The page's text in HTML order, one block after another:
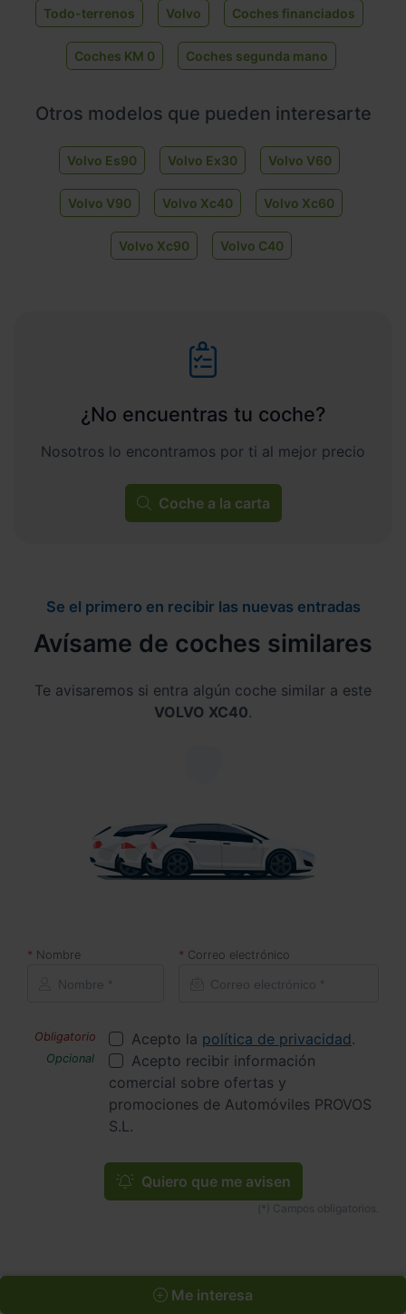
Todo-terrenos Volvo Coches financiados
Coches KM 0 Coches segunda mano
Otros modelos que pueden interesarte
Volvo Es90 Volvo Ex30 Volvo V60
Volvo V90 Volvo Xc40 Volvo Xc60
Volvo Xc90 Volvo C40
¿No encuentras tu coche?
Nosotros lo encontramos por ti al mejor precio
Coche a la carta
Se el primero en recibir las nuevas entradas
Avísame de coches similares
Te avisaremos si entra algún coche similar a este
VOLVO XC40.
Nombre Correo electrónico
Acepto la política de privacidad.
Acepto recibir información
comercial sobre ofertas y
promociones de Automóviles PROVOS
S.L.
Quiero que me avisen
Me interesa
Coches de Segunda Mano
VOLVO XC40